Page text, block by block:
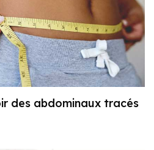
des abdominaux tracés